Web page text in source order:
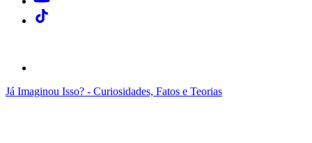
Já Imaginou Isso? - Curiosidades, Fatos e Teorias